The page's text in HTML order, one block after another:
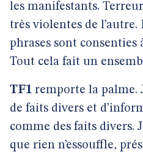
les manifestants.
très violentes de
phrases sont
Tout cela fait un
TF1 remporte la palme.
de faits divers et
comme des faits divers.
que rien n’essouffle,